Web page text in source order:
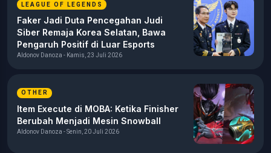
LEAGUE OF LEGENDS
Faker Jadi Duta Pencegahan Judi
Siber Remaja Korea Selatan, Bawa
Pengaruh Positif di Luar Esports
Aldonov Danoza - Kamis, 23 Juli 2026
OTHER
Item Execute di MOBA: Ketika Finisher
Berubah Menjadi Mesin Snowball
Aldonov Danoza - Senin, 20 Juli 2026